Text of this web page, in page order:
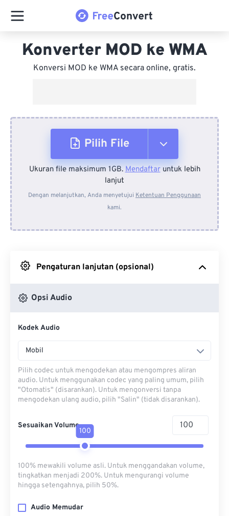
Konverter MOD ke WMA
Konversi MOD ke WMA secara online, gratis.
Pilih File
Dari Perangkat
Dari Dropbox
Ukuran file maksimum 1GB.Mendaftaruntuk lebih
lanjut
Dengan melanjutkan, Anda menyetujui Ketentuan Penggunaan
kami.
Pengaturan lanjutan (opsional)
Opsi Audio
Kodek Audio
Mobil
Pilih codec untuk mengodekan atau mengompres aliran
audio. Untuk menggunakan codec yang paling umum, pilih
"Otomatis" (disarankan). Untuk mengonversi tanpa
mengodekan ulang audio, pilih "Salin" (tidak disarankan).
Sesuaikan Volume
100
100% mewakili volume asli. Untuk menggandakan volume,
tingkatkan menjadi 200%. Untuk mengurangi volume
hingga setengahnya, pilih 50%.
Audio Memudar